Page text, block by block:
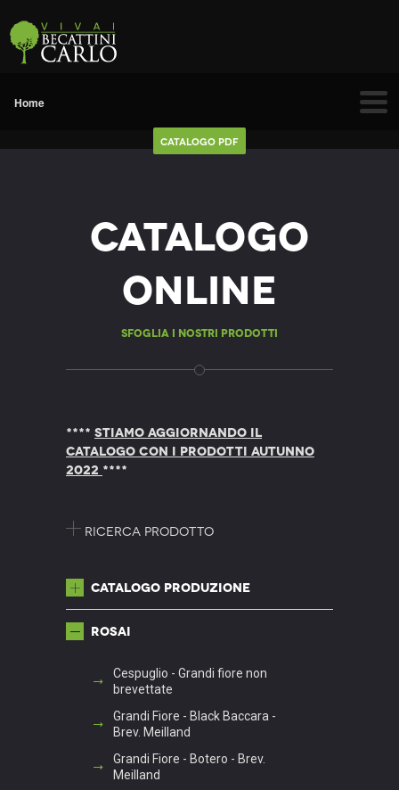
Catalogo Pdf
Catalogo
Online
Sfoglia i nostri prodotti
**** STIAMO AGGIORNANDO IL
CATALOGO CON I PRODOTTI AUTUNNO
2022 ****
Ricerca prodotto
Catalogo produzione
Rosai
Cespuglio - Grandi fiore non
brevettate
Grandi Fiore - Black Baccara -
Brev. Meilland
Grandi Fiore - Botero - Brev.
Meilland